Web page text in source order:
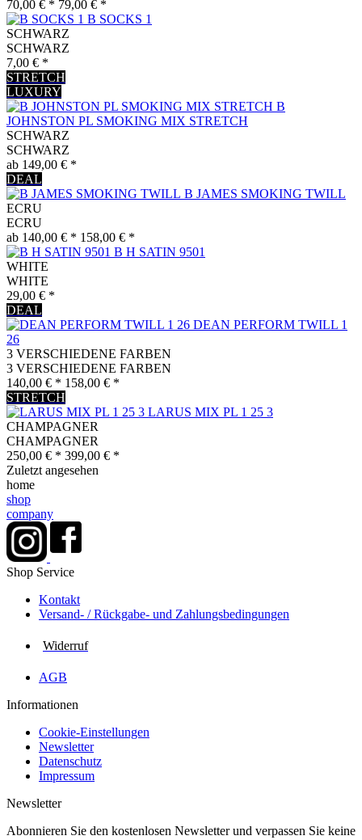
70,00 € * 79,00 € *
B SOCKS 1
SCHWARZ
SCHWARZ
7,00 € *
STRETCH
LUXURY
B
JOHNSTON PL SMOKING MIX STRETCH
SCHWARZ
SCHWARZ
ab 149,00 € *
DEAL
B JAMES SMOKING TWILL
ECRU
ECRU
ab 140,00 € * 158,00 € *
B H SATIN 9501
WHITE
WHITE
29,00 € *
DEAL
DEAN PERFORM TWILL 1
26
3 VERSCHIEDENE FARBEN
3 VERSCHIEDENE FARBEN
140,00 € * 158,00 € *
STRETCH
LARUS MIX PL 1 25 3
CHAMPAGNER
CHAMPAGNER
250,00 € * 399,00 € *
Zuletzt angesehen
home
shop
company
Shop Service
Kontakt
Versand- / Rückgabe- und Zahlungs­bedingungen
Widerruf
AGB
Informationen
Cookie-Einstellungen
Newsletter
Datenschutz
Impressum
Newsletter
Abonnieren Sie den kostenlosen Newsletter und verpassen Sie keine